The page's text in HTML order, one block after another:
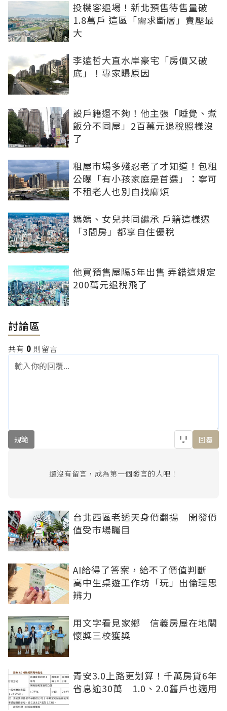
投機客退場！新北預售待售量破
1.8萬戶 這區「需求斷層」賣壓最
大
李遠哲大直水岸豪宅「房價又破
底」！專家曝原因
設戶籍還不夠！他主張「睡覺、煮
飯分不同屋」2百萬元退稅照樣沒
了
租屋市場多殘忍老了才知道！包租
公曝「有小孩家庭是首選」：寧可
不租老人也別自找麻煩
媽媽、女兒共同繼承 戶籍這樣遷
「3間房」都享自住優稅
他買預售屋隔5年出售 弄錯這規定
200萬元退稅飛了
討論區
共有 0 則留言
規範 回覆
還沒有留言，成為第一個發言的人吧！
台北西區老透天身價翻揚 開發價
值受市場矚目
AI給得了答案，給不了價值判斷
高中生桌遊工作坊「玩」出倫理思
辨力
用文字看見家鄉 信義房屋在地關
懷獎三校獲獎
青安3.0上路更划算！千萬房貸6年
省息逾30萬 1.0、2.0舊戶也適用